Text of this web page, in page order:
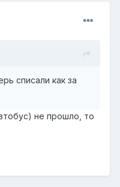
списали как за
не прошло, то